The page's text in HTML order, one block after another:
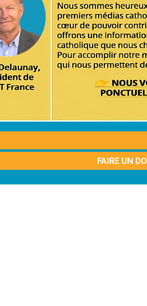
FAIRE UN